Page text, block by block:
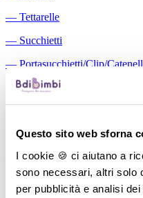
Questo sito web sforna
I cookie 🍪 ci aiutano a
sono necessari, altri solo
per pubblicità e analisi
― Tettarelle
― Succhietti
―Portasucchietti/Clip/
―Tiralatte Manuali
―Conservalatte Materno
― Massaggiagengive
Pappa